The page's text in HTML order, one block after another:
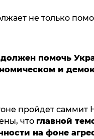
не только
помочь
и
пройдет саммит
что главной
на фоне